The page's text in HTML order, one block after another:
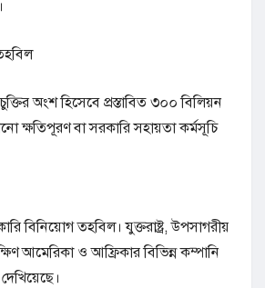
অংশ হিসেবে প্রস্তাবিত ৩০০ বিলিয়ন
ক্ষতিপূরণ বা সরকারি সহায়তা কর্মসূচি
বিনিয়োগ তহবিল। যুক্তরাষ্ট্র, উপসাগরীয়
আমেরিকা ও আফ্রিকার বিভিন্ন কম্পানি